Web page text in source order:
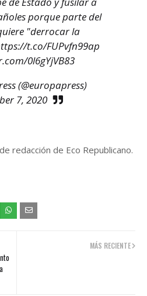
porque parte del
"derrocar la
t.co/FUPvfn99ap
0l6gYjVB83
(@europapress)
7, 2020
redacción de Eco Republicano.
MÁS RECIENTE